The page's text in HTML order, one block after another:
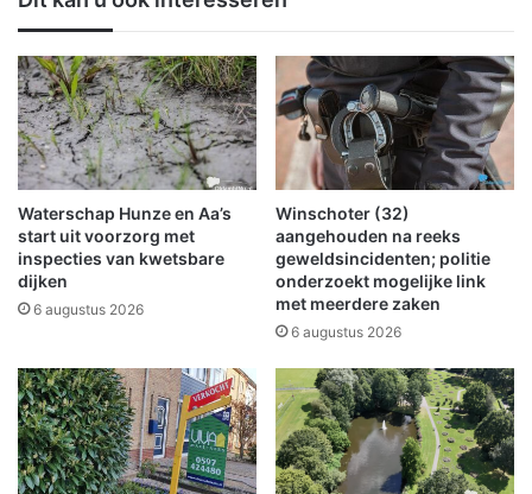
g
e
r
l
e
e
d
e
3
p
u
n
t
t
e
g
e
n
a
i
n
i
n
g
s
t
a
a
t
v
o
g
r
o
t
e
Waterschap Hunze en Aa’s
start uit voorzorg met
inspecties van kwetsbare
dijken
6 augustus 2026
Winschoter (32)
aangehouden na reeks
geweldsincidenten; politie
onderzoekt mogelijke link
met meerdere zaken
6 augustus 2026